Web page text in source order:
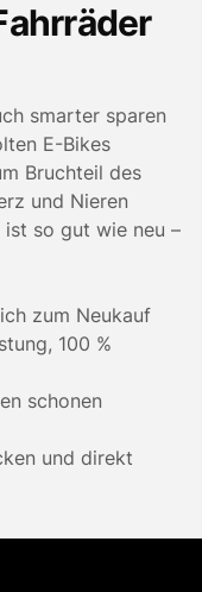
smarter sparen
E-Bikes
Bruchteil des
und Nieren
so gut wie neu –
zum Neukauf
100 %
schonen
und direkt